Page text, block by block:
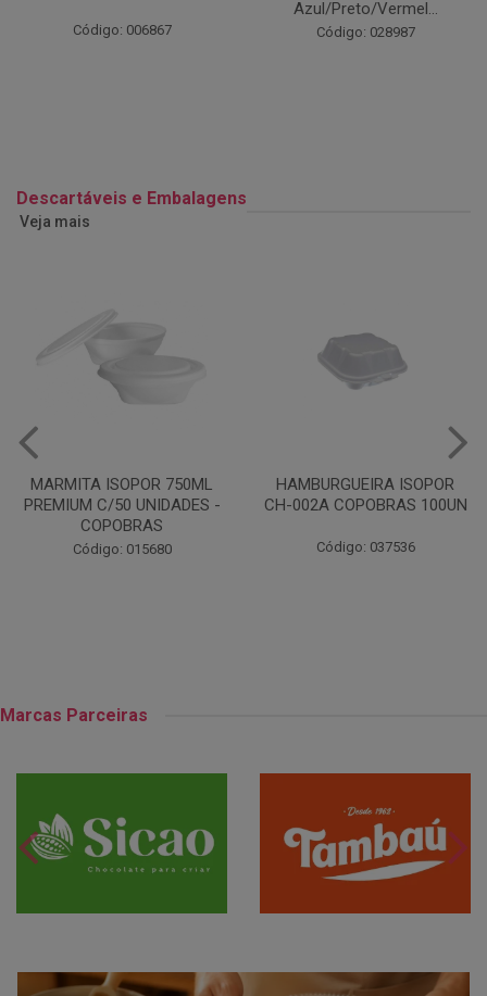
Código: 028987 Código: 028164
Descartáveis e Embalagens
Veja mais
HAMBURGUEIRA ISOPOR
CH-002A COPOBRAS 100UN
Código: 037536
CAIXA PARDA PIZZA N30
OITAVADA BALUARTE C/10
Código: 001124
Marcas Parceiras